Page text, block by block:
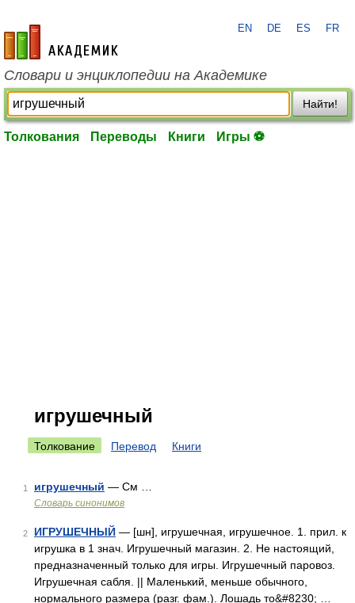
academic.ru
EN DE ES FR
Словари и энциклопедии на Академике
Найти!
Толкования Переводы Книги Игры ⚽
игрушечный
Толкование Перевод Книги
1 игрушечный — См …
Словарь синонимов
2 ИГРУШЕЧНЫЙ — [шн], игрушечная, игрушечное. 1. прил. к
игрушка в 1 знач. Игрушечный магазин. 2. Не настоящий,
предназначенный только для игры. Игрушечный паровоз.
Игрушечная сабля. || Маленький, меньше обычного,
нормального размера (разг. фам.). Лошадь то&#8230; …